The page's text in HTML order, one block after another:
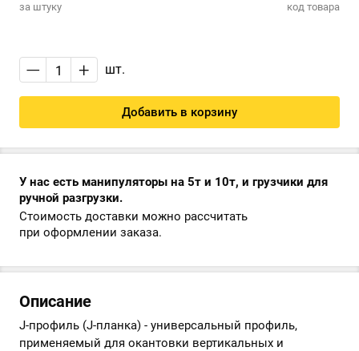
за штуку
код товара
— + шт.
Добавить в корзину
У нас есть манипуляторы на 5т и 10т, и грузчики для
ручной разгрузки.
Стоимость доставки можно рассчитать
при оформлении заказа.
Описание
J-профиль (J-планка) - универсальный профиль,
применяемый для окантовки вертикальных и